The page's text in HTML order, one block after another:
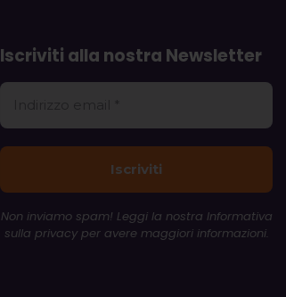
Iscriviti alla nostra Newsletter
Non inviamo spam! Leggi la nostra Informativa
sulla privacyper avere maggiori informazioni.